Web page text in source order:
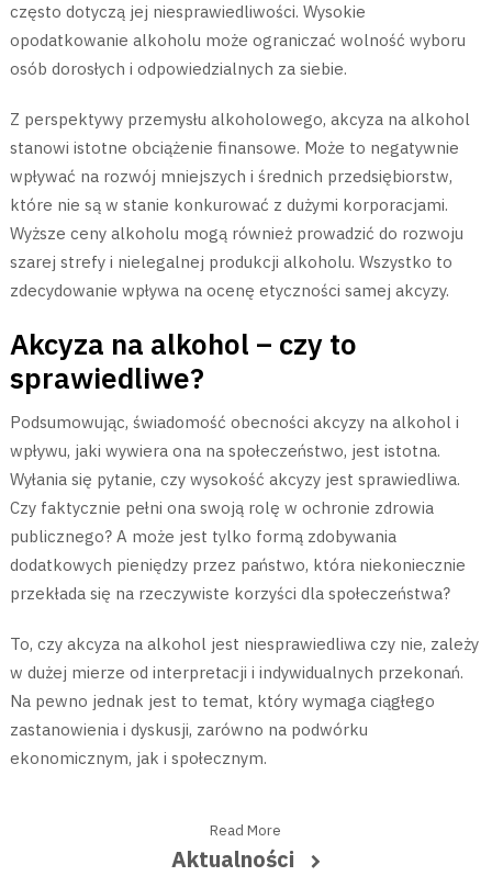
często dotyczą jej niesprawiedliwości. Wysokie
opodatkowanie alkoholu może ograniczać wolność wyboru
osób dorosłych i odpowiedzialnych za siebie.
Z perspektywy przemysłu alkoholowego, akcyza na alkohol
stanowi istotne obciążenie finansowe. Może to negatywnie
wpływać na rozwój mniejszych i średnich przedsiębiorstw,
które nie są w stanie konkurować z dużymi korporacjami.
Wyższe ceny alkoholu mogą również prowadzić do rozwoju
szarej strefy i nielegalnej produkcji alkoholu. Wszystko to
zdecydowanie wpływa na ocenę etyczności samej akcyzy.
Akcyza na alkohol – czy to
sprawiedliwe?
Podsumowując, świadomość obecności akcyzy na alkohol i
wpływu, jaki wywiera ona na społeczeństwo, jest istotna.
Wyłania się pytanie, czy wysokość akcyzy jest sprawiedliwa.
Czy faktycznie pełni ona swoją rolę w ochronie zdrowia
publicznego? A może jest tylko formą zdobywania
dodatkowych pieniędzy przez państwo, która niekoniecznie
przekłada się na rzeczywiste korzyści dla społeczeństwa?
To, czy akcyza na alkohol jest niesprawiedliwa czy nie, zależy
w dużej mierze od interpretacji i indywidualnych przekonań.
Na pewno jednak jest to temat, który wymaga ciągłego
zastanowienia i dyskusji, zarówno na podwórku
ekonomicznym, jak i społecznym.
Read More
Aktualności